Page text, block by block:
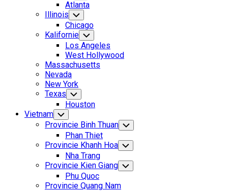
Child
Menu
Atlanta
Illinois Toggle
Child
Menu
Chicago
Kalifornie Toggle
Child
Menu
Los Angeles
West Hollywood
Massachusetts
Nevada
New York
Texas Toggle
Child
Menu
Houston
Vietnam Toggle
Child
Menu
Provincie Binh Thuan Toggle
Child
Menu
Phan Thiet
Provincie Khanh Hoa Toggle
Child
Menu
Nha Trang
Provincie Kien Giang Toggle
Child
Phu Quoc
Provincie Quang Nam